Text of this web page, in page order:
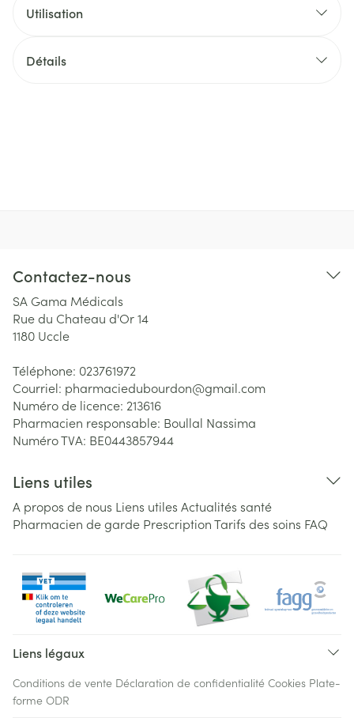
Utilisation
Détails
Contactez-nous
SA Gama Médicals
Rue du Chateau d'Or 14
1180 Uccle
Téléphone: 023761972
Courriel: pharmaciedubourdon@gmail.com
Numéro de licence: 213616
Pharmacien responsable: Boullal Nassima
Numéro TVA: BE0443857944
Liens utiles
A propos de nous Liens utiles Actualités santé
Pharmacien de garde PrescriptionTarifs des soins FAQ
Liens légaux
Conditions de vente Déclaration de confidentialité Cookies Plate-
forme ODR